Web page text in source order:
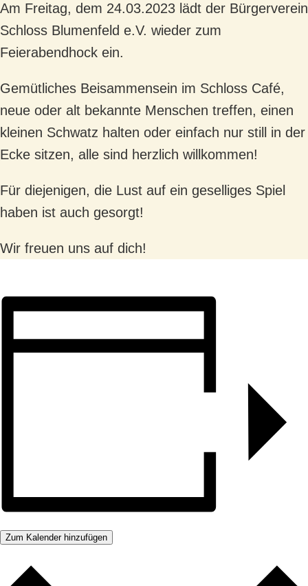
Am Freitag, dem 24.03.2023 lädt der Bürgerverein
Schloss Blumenfeld e.V. wieder zum
Feierabendhock ein.
Gemütliches Beisammensein im Schloss Café,
neue oder alt bekannte Menschen treffen, einen
kleinen Schwatz halten oder einfach nur still in der
Ecke sitzen, alle sind herzlich willkommen!
Für diejenigen, die Lust auf ein geselliges Spiel
haben ist auch gesorgt!
Wir freuen uns auf dich!
Zum Kalender hinzufügen